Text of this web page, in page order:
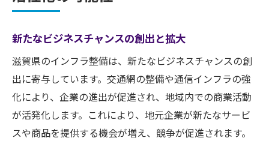
新たなビジネスチャンスの創出と拡大
滋賀県のインフラ整備は、新たなビジネスチャンスの創
出に寄与しています。交通網の整備や通信インフラの強
化により、企業の進出が促進され、地域内での商業活動
が活発化します。これにより、地元企業が新たなサービ
スや商品を提供する機会が増え、競争が促進されます。